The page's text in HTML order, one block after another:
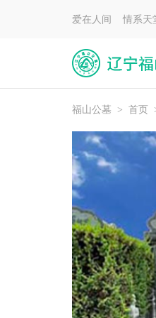
爱在人间 情系天
福山公墓 > 首页